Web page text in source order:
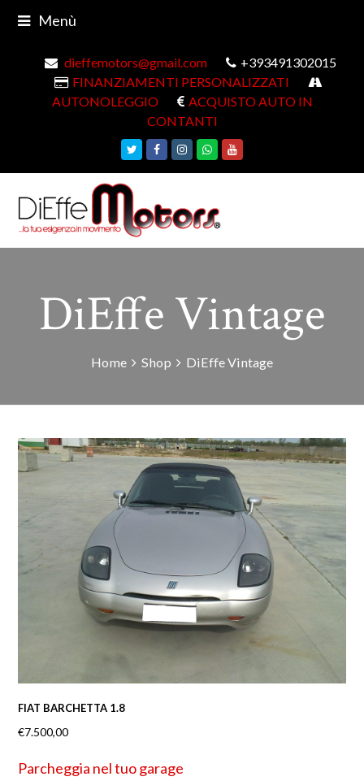
Menù
dieffemotors@gmail.com
+393491302015
FINANZIAMENTI PERSONALIZZATI
AUTONOLEGGIO
ACQUISTO AUTO IN
CONTANTI
TwitterFacebookInstagram
Whatsapp
Youtube
DiEffe Vintage
Home Shop DiEffe Vintage
FIAT BARCHETTA 1.8
€7.500,00
Parcheggia nel tuo garage